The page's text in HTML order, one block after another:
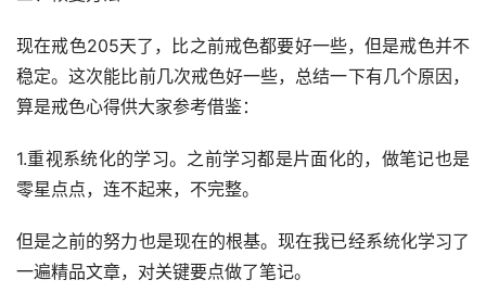
现在戒色205天了，比之前戒色都要好一些，但是戒色并不
稳定。这次能比前几次戒色好一些，总结一下有几个原因，
算是戒色心得供大家参考借鉴：
1.重视系统化的学习。之前学习都是片面化的，做笔记也是
零星点点，连不起来，不完整。
但是之前的努力也是现在的根基。现在我已经系统化学习了
一遍精品文章，对关键要点做了笔记。